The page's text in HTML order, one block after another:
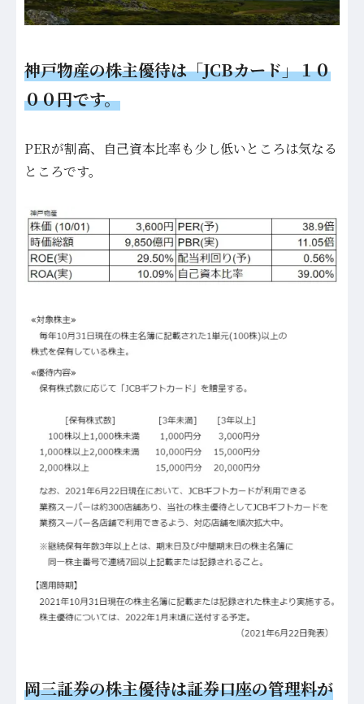
神戸物産の株主優待は「JCBカード」１０
００円です。
PERが割高、自己資本比率も少し低いところは気なる
ところです。
岡三証券の株主優待は証券口座の管理料が